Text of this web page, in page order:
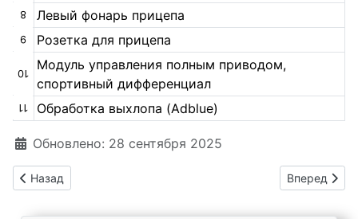
8 Левый фонарь прицепа
9 Розетка для прицепа
10
Модуль управления полным приводом,
спортивный дифференциал
11 Обработка выхлопа (Adblue)
Информация о материале
Обновлено: 28 сентября 2025
Предыдущий: Предохранители Audi A5 F5 S5 (2017 – 2024)
Назад Следующий:
Вперед